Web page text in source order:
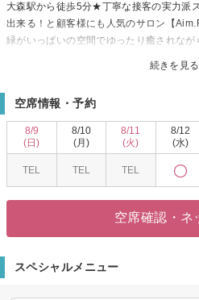
続きを見る
大森駅から徒歩5分★丁寧な接客の実力派
出来る！と顧客様にも人気のサロン【
緑がいっぱいの空間でゆったり癒されなが
たスタイル提案に常連さんも多数！オフ
溢れるスタイルまで気軽にご相談を！
結婚式列席や着物デビューにも◎。お客
スタイルだけでなく、STAFFさんとの楽
空席情報・予約
8/9
(日)
TEL
8/10
(月)
TEL
8/11
(火)
TEL
8/12
(水)
空席確認・ネ
スペシャルメニュー